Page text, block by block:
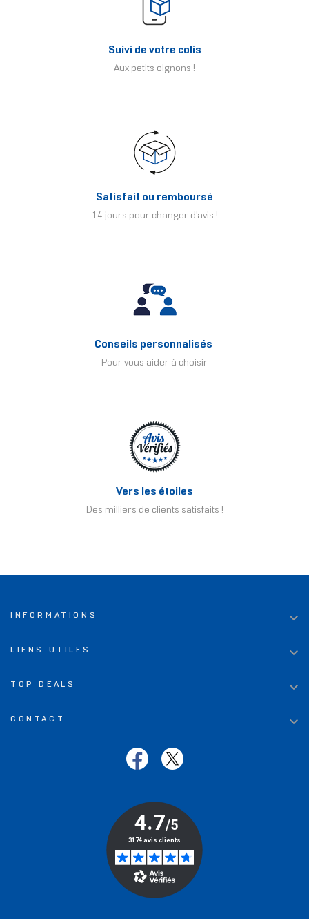
Suivi de votre colis
Aux petits oignons !
Satisfait ou remboursé
14 jours pour changer d'avis !
Conseils personnalisés
Pour vous aider à choisir
Vers les étoiles
Des milliers de clients satisfaits !
INFORMATIONS 
LIENS UTILES 
TOP DEALS 
CONTACT 